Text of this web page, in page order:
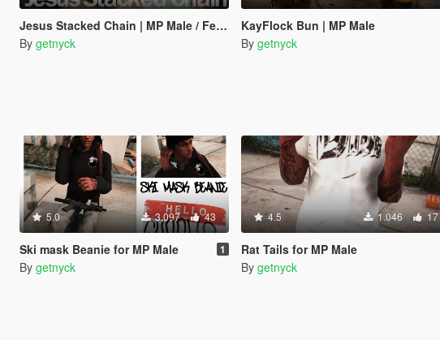
Jesus Stacked Chain | MP Male / Female
By getnyck
KayFlock Bun | MP Male
By getnyck
5.0 3.097 43
Ski mask Beanie for MP Male 1
By getnyck
4.5 1.046 17
Rat Tails for MP Male
By getnyck